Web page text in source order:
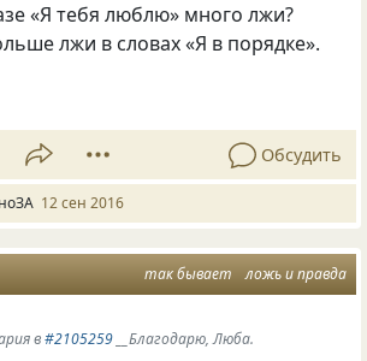
«Я тебя люблю» много лжи?
лжи в словах«Я в порядке».
Обсудить
12 сен 2016
так бывает ложь и правда
в#2105259 __Благодарю, Люба.